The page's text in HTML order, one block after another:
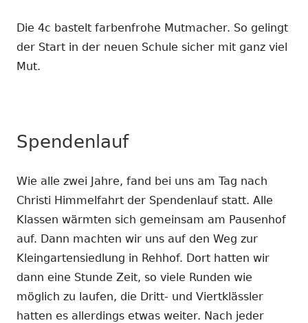
Die 4c bastelt farbenfrohe Mutmacher. So gelingt
der Start in der neuen Schule sicher mit ganz viel
Mut.
Spendenlauf
Wie alle zwei Jahre, fand bei uns am Tag nach
Christi Himmelfahrt der Spendenlauf statt. Alle
Klassen wärmten sich gemeinsam am Pausenhof
auf. Dann machten wir uns auf den Weg zur
Kleingartensiedlung in Rehhof. Dort hatten wir
dann eine Stunde Zeit, so viele Runden wie
möglich zu laufen, die Dritt- und Viertklässler
hatten es allerdings etwas weiter. Nach jeder